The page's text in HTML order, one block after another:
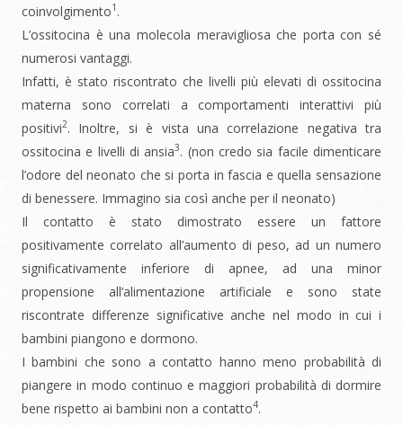
coinvolgimento1 .
L’ossitocina è una molecola meravigliosa che porta con sé
numerosi vantaggi.
Infatti, è stato riscontrato che livelli più elevati di ossitocina
materna sono correlati a comportamenti interattivi più
positivi2. Inoltre, si è vista una correlazione negativa tra
ossitocina e livelli di ansia3. (non credo sia facile dimenticare
l’odore del neonato che si porta in fascia e quella sensazione
di benessere. Immagino sia così anche per il neonato)
Il contatto è stato dimostrato essere un fattore
positivamente correlato all’aumento di peso, ad un numero
significativamente inferiore di apnee, ad una minor
propensione all’alimentazione artificiale e sono state
riscontrate differenze significative anche nel modo in cui i
bambini piangono e dormono.
I bambini che sono a contatto hanno meno probabilità di
piangere in modo continuo e maggiori probabilità di dormire
bene rispetto ai bambini non a contatto4.